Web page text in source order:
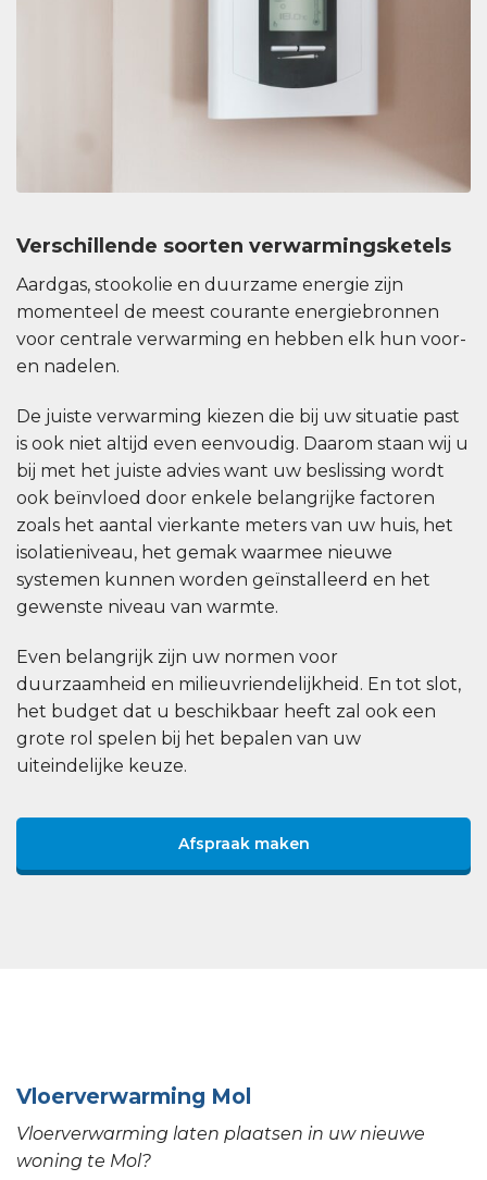
Verschillende soorten verwarmingsketels
Aardgas, stookolie en duurzame energie zijn
momenteel de meest courante energiebronnen
voor centrale verwarming en hebben elk hun voor-
en nadelen.
De juiste verwarming kiezen die bij uw situatie past
is ook niet altijd even eenvoudig. Daarom staan wij u
bij met het juiste advies want uw beslissing wordt
ook beïnvloed door enkele belangrijke factoren
zoals het aantal vierkante meters van uw huis, het
isolatieniveau, het gemak waarmee nieuwe
systemen kunnen worden geïnstalleerd en het
gewenste niveau van warmte.
Even belangrijk zijn uw normen voor
duurzaamheid en milieuvriendelijkheid. En tot slot,
het budget dat u beschikbaar heeft zal ook een
grote rol spelen bij het bepalen van uw
uiteindelijke keuze.
Afspraak maken
Vloerverwarming Mol
Vloerverwarming laten plaatsen in uw nieuwe
woning te Mol?